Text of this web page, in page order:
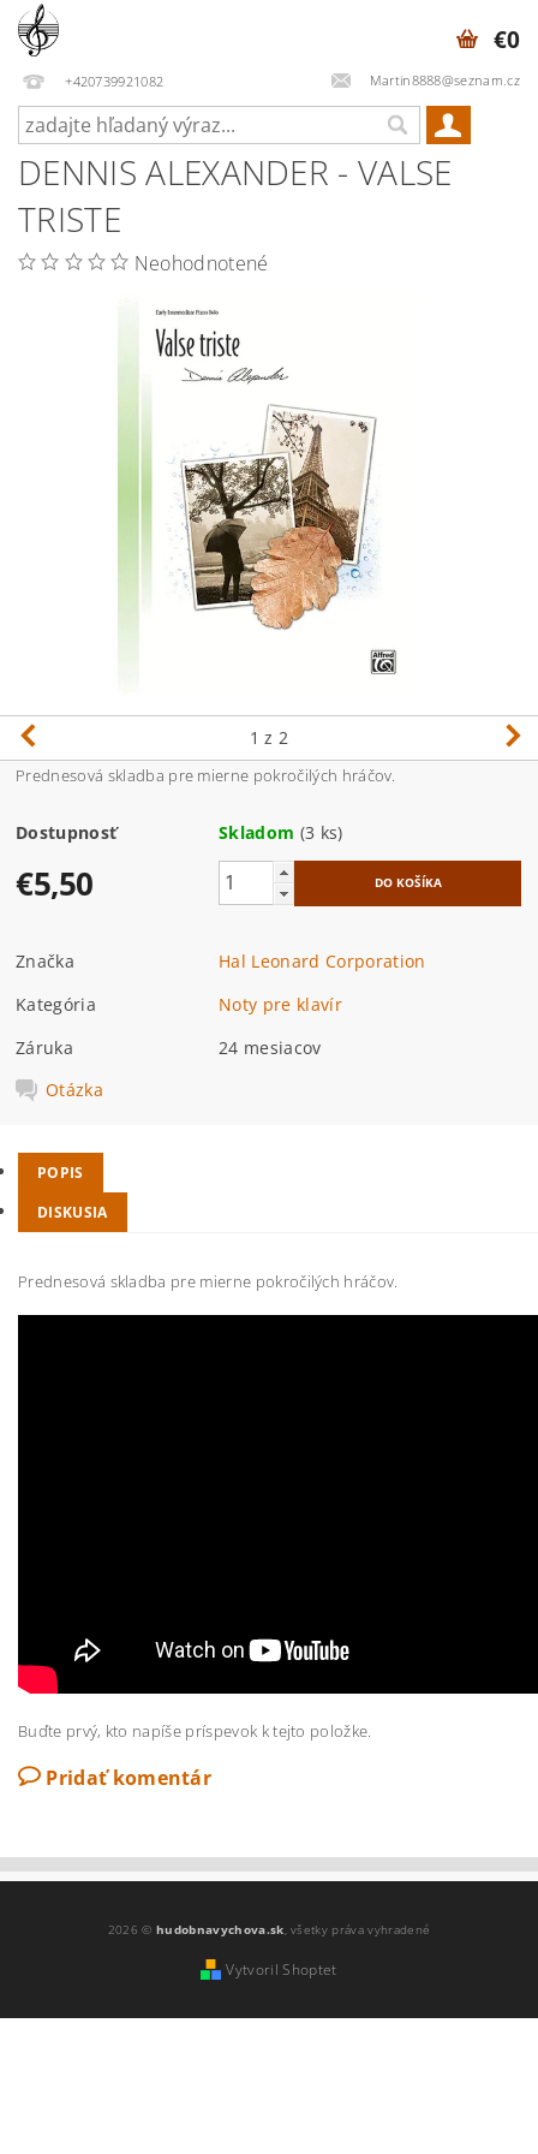
+420739921082 Martin8888@seznam.cz
€0
DENNIS ALEXANDER - VALSE
TRISTE
Neohodnotené
1 z 2
Prednesová skladba pre mierne pokročilých hráčov.
Dostupnosť Skladom (3 ks)
€5,50
Značka
Hal Leonard Corporation
Kategória
Noty pre klavír
Záruka
24 mesiacov
Otázka
POPIS
DISKUSIA
Prednesová skladba pre mierne pokročilých hráčov.
Buďte prvý, kto napíše príspevok k tejto položke.
Pridať komentár
2026 ©hudobnavychova.sk, všetky práva vyhradené
Vytvoril Shoptet